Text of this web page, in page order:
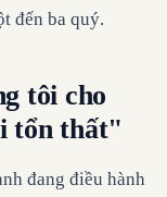
đến ba quý.
tôi cho
tổn thất"
đang điều hành